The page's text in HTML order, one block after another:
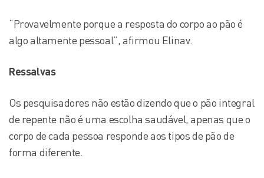
“Provavelmente porque a resposta do corpo ao pão é
algo altamente pessoal”, afirmou Elinav.
Ressalvas
Os pesquisadores não estão dizendo que o pão integral
de repente não é uma escolha saudável, apenas que o
corpo de cada pessoa responde aos tipos de pão de
forma diferente.